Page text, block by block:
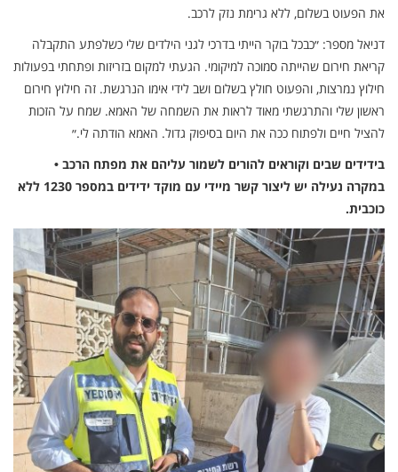
את הפעוט בשלום, ללא גרימת נזק לרכב.
דניאל מספר: ״כבכל בוקר הייתי בדרכי לגני הילדים שלי כשלפתע התקבלה
קריאת חירום שהייתה סמוכה למיקומי. הגעתי למקום בזריזות ופתחתי בפעולות
חילוץ נמרצות, והפעוט חולץ בשלום ושב לידי אימו הנרגשת. זה חילוץ חירום
ראשון שלי והתרגשתי מאוד לראות את השמחה של האמא. שמח על הזכות
להציל חיים ולפתוח ככה את היום בסיפוק גדול. האמא הודתה לי.״
בידידים שבים וקוראים להורים לשמור עליהם את מפתח הרכב •
במקרה נעילה יש ליצור קשר מיידי עם מוקד ידידים במספר 1230 ללא
כוכבית.